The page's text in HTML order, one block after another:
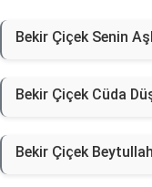
Bekir Çiçek Senin
Bekir Çiçek Cüda
Bekir Çiçek